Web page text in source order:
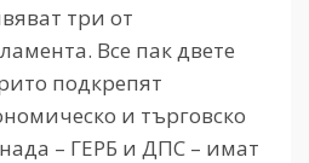
три от
Все пак двете
подкрепят
и търговско
– ГЕРБ и ДПС – имат